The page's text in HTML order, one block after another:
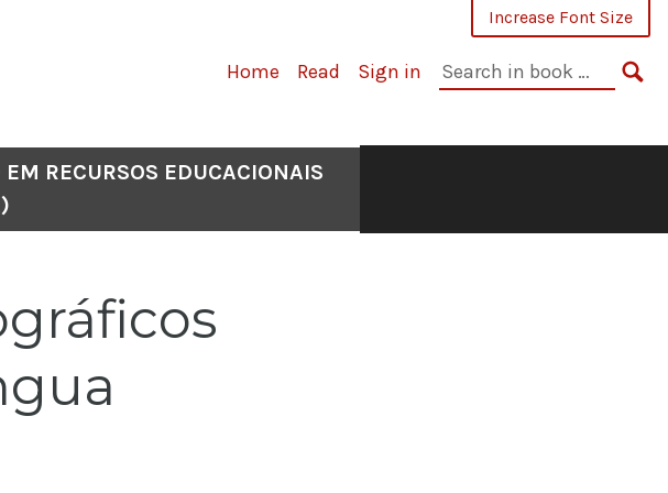
Increase Font Size
Home Read Sign in
Search
in
RECURSOS EDUCACIONAIS